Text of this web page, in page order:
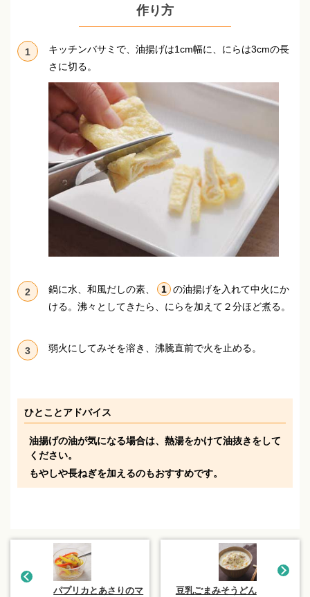
作り方
1
キッチンバサミで、油揚げは1cm幅に、にらは3cmの長
さに切る。
2 鍋に水、和風だしの素、 1 の油揚げを入れて中火にか
ける。 沸々としてきたら、にらを加えて２分ほど煮る。
3 弱火にしてみそを溶き、沸騰直前で火を止める。
ひとことアドバイス
油揚げの油が気になる場合は、熱湯をかけて油抜きをして
ください。
もやしや長ねぎを加えるのもおすすめです。
パプリカとあさりのマ
豆乳ごまみそうどん